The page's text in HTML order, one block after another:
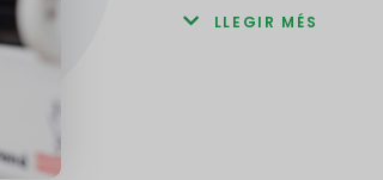
LLEGIR MÉS